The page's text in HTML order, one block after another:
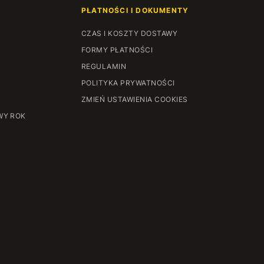
ROK
PŁATNOŚCI I DOKUMENTY
CZAS I KOSZTY DOSTAWY
FORMY PŁATNOŚCI
REGULAMIN
POLITYKA PRYWATNOŚCI
ZMIEŃ USTAWIENIA COOKIES